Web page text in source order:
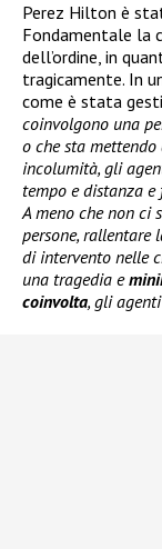
Perez Hilton è
Fondamentale la
dell’ordine, in
tragicamente. In
come è stata
coinvolgono una
o che sta
incolumità, gli
tempo e distanza
A meno che non ci
persone, rallentare
di intervento nelle
una tragedia e
coinvolta, gli